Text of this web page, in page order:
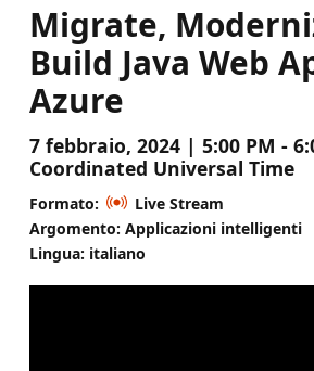
Migrate,
Build Java Web
Azure
7 febbraio, 2024 | 5:00 PM -
Coordinated Universal Time
Formato:
Live Stream
Argomento: Applicazioni intelligenti
Lingua: italiano